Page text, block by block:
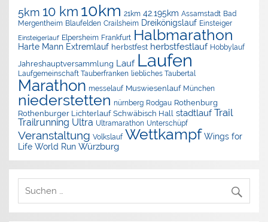
5km 10 km 10km 21km 42.195km Assamstadt Bad
Mergentheim Blaufelden Crailsheim Dreikönigslauf Einsteiger
Einsteigerlauf Elpersheim Frankfurt Halbmarathon
Harte Mann Extremlauf herbstfest herbstfestlauf Hobbylauf
Jahreshauptversammlung Lauf Laufen
Laufgemeinschaft Tauberfranken liebliches Taubertal
Marathon messelauf Muswiesenlauf München
niederstetten nürnberg Rodgau Rothenburg
Rothenburger Lichterlauf Schwäbisch Hall stadtlauf Trail
Trailrunning Ultra Ultramarathon Unterschüpf
Veranstaltung Volkslauf Wettkampf Wings for
Life World Run Würzburg